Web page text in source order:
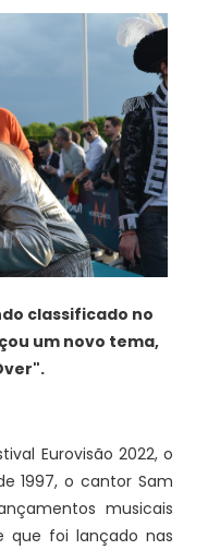
classificado no
um novo tema,
Eurovisão 2022, o
1997, o cantor Sam
musicais
que foi lançado nas